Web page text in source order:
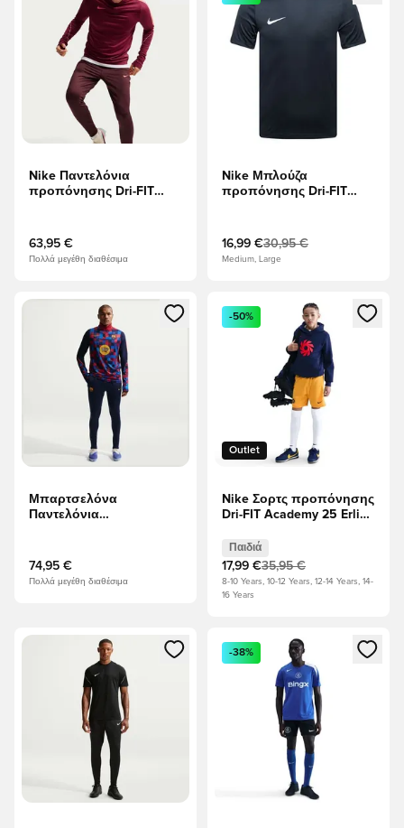
Nike Παντελόνια
προπόνησης Dri-FIT
πορφυρό/Λευκό
63,95 €
Πολλά μεγέθη διαθέσιμα
Nike Μπλούζα
προπόνησης Dri-FIT
16,99 €30,95 €
Medium, Large
Ανοίγει ένα Modal για να συνδεθείτε ή να εγγραφείτε ως
Μπαρτσελόνα
Παντελόνια
μπλε/Ευγενές
κόκκινο/Mineral Yellow
74,95 €
Πολλά μεγέθη διαθέσιμα
Ανοίγει ένα Modal για να
Outlet
-50%
Nike Σορτς προπόνησης
Dri-FIT Academy 25 Erling
Πανεπιστημιακός
Χρυσός/Μαυρισμένο
μπλε Παιδιά
Παιδιά
17,99 €35,95 €
8-10 Years, 10-12 Years, 12-14 Years, 14-
16 Years
Ανοίγει ένα Modal για να συνδεθείτε ή να εγγραφείτε ως
Ανοίγει ένα Modal για να
-38%